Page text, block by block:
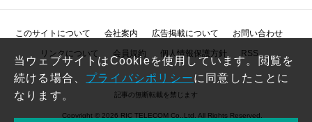
このサイトについて 会社案内 広告掲載について お問い合わせ
リンクについて 会員規約 個人情報保護方針 RSS
記事の無断転載を禁じます
Copyright © 2026 RIC TELECOM Co.,Ltd. All Rights Reserved.
当ウェブサイトはCookieを使用しています。閲覧を
続ける場合、 プライバシポリシーに同意したことに
なります。